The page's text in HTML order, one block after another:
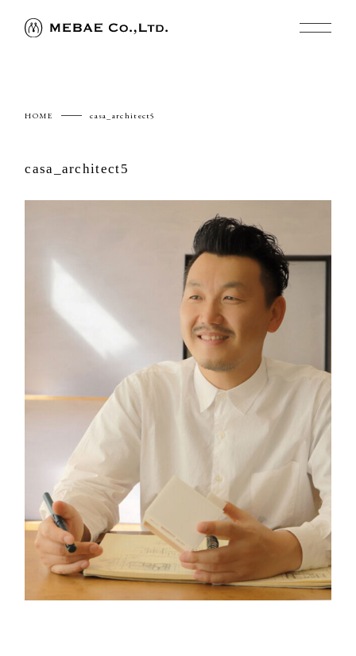
HOME casa_architect5
casa_architect5